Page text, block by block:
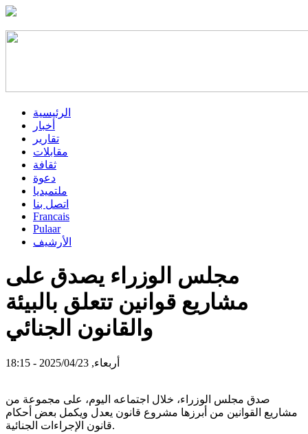
الرئيسية
أخبار
تقارير
مقابلات
ثقافة
دعوة
ملتميديا
اتصل بنا
Francais
Pulaar
الأرشيف
مجلس الوزراء يصدق على
مشاريع قوانين تتعلق بالبيئة
والقانون الجنائي
أربعاء, 2025/04/23 - 18:15
صدق مجلس الوزراء، خلال اجتماعه اليوم، على مجموعة من
مشاريع القوانين من أبرزها مشروع قانون يعدل ويكمل بعض أحكام
قانون الإجراءات الجنائية.